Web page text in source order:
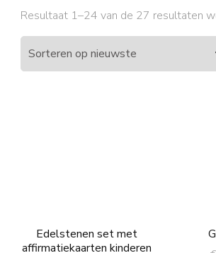
Resultaat 1–24 van de 27 resultaten
Edelstenen set met
affirmatiekaarten kinderen